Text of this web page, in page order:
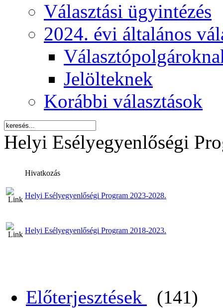
Választási ügyintézés
2024. évi általános
Jelölteknek
Korábbi választások
Helyi Esélyegyenlőségi
Hivatkozás
Helyi Esélyegyenlőségi Program 2023-2028.
Helyi Esélyegyenlőségi Program 2018-2023.
Előterjesztések
(141)